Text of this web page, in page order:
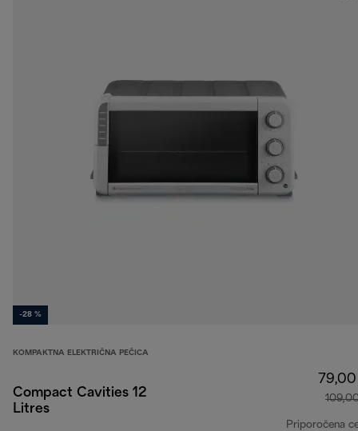
-28 %
KOMPAKTNA ELEKTRIČNA PEČICA
Compact Cavities 12
Litres
Priporočena